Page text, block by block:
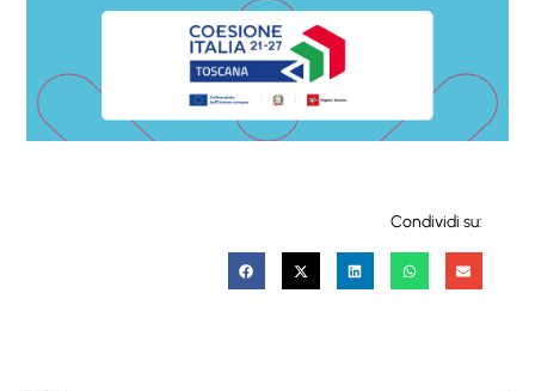
Condividi su: